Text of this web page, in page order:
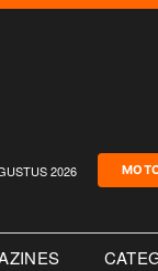
2026